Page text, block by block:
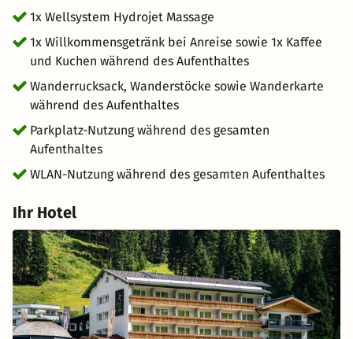
1x Wellsystem Hydrojet Massage
1x Willkommensgetränk bei Anreise sowie 1x Kaffee
und Kuchen während des Aufenthaltes
Wanderrucksack, Wanderstöcke sowie Wanderkarte
während des Aufenthaltes
Parkplatz-Nutzung während des gesamten
Aufenthaltes
WLAN-Nutzung während des gesamten Aufenthaltes
Ihr Hotel